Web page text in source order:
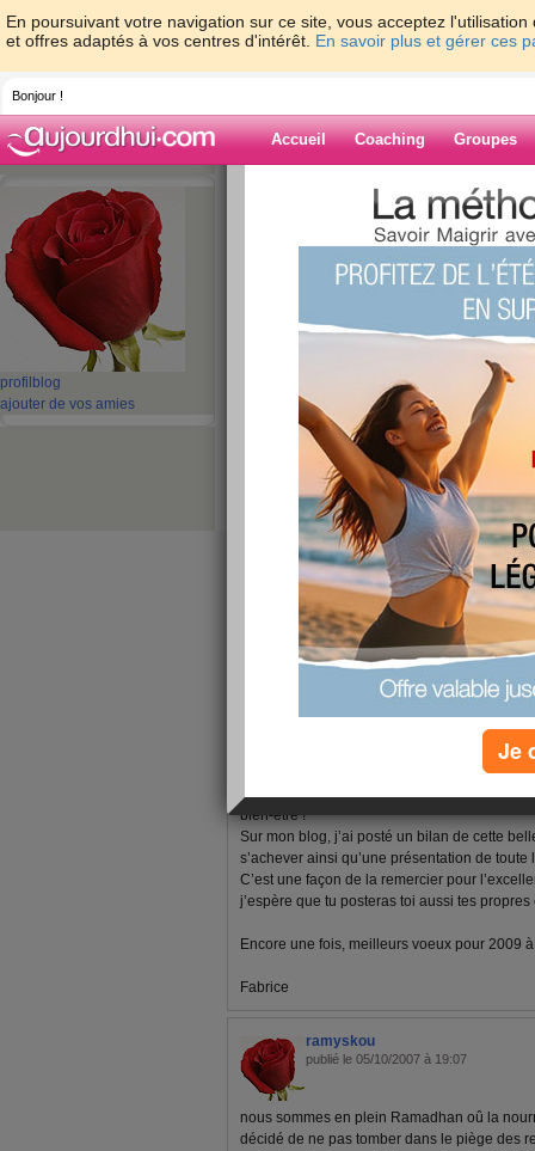
En poursuivant votre navigation sur ce site, vous acceptez
et offres adaptés à vos centres d'intérêt. En savoir plus et gérer ces
Bonjour !
Accueil Coaching Groupes
profil blog
ajouter de vos amies
> > J'ai
Blog de
J'ai décidé de
J'ai décidé de mincir pour...mon problème
plus mon poids
1 - 3 de 3 « ‹ Préc. 1 Suiv. › »
fabrice-boutain
Je te souhaite une excellente année 2009,
bien-être !
Sur mon blog, j’ai posté un bilan de cette
s’achever ainsi qu’une présentation de
C’est une façon de la remercier pour
j’espère que tu posteras toi aussi tes
Encore une fois, meilleurs voeux pour 2009
Fabrice
ramyskou
publié le 05/10/2007 à 19:07
nous sommes en plein Ramadhan oû la
décidé de ne pas tomber dans le piège des
Je